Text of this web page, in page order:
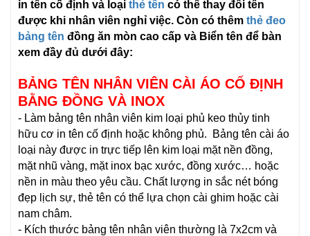
in tên cố định và loại thẻ tên có thể thay đổi tên
được khi nhân viên nghỉ việc. Còn có thêm thẻ đeo
bảng tên đồng ăn mòn cao cấp và Biển tên để bàn
xem đầy đủ dưới đây:
BẢNG TÊN NHÂN VIÊN CÀI ÁO CỐ ĐỊNH
BẰNG ĐỒNG VÀ INOX
- Làm bảng tên nhân viên kim loại phủ keo thủy tinh
hữu cơ in tên cố định hoặc không phủ. Bảng tên cài áo
loại này được in trực tiếp lên kim loại mặt nền đồng,
mặt nhũ vàng, mặt inox bạc xước, đồng xước… hoặc
nền in màu theo yêu cầu. Chất lượng in sắc nét bóng
đẹp lịch sự, thẻ tên có thể lựa chọn cài ghim hoặc cài
nam châm.
- Kích thước bảng tên nhân viên thường là 7x2cm và